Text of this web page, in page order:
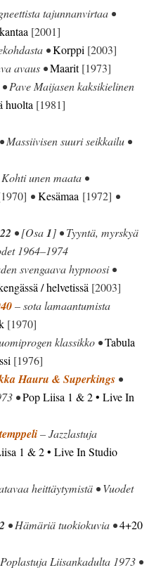
tajunnanvirtaa •
[2001]
•Korppi [2003]
avaus •Maarit[1973]
• Pave Maijasen kaksikielinen
huolta [1981]
• Massiivisen suuri seikkailu •
Kohti unen maata •
• Kesämaa [1972] •
• [Osa1] • Tyyntä, myrskyä
1964–1974
svengaava hypnoosi •
/ helvetissä [2003]
– sota lamaantumista
[1970]
klassikko •Tabula
[1976]
Hauru & Superkings •
•Pop Liisa 1 & 2 • Live In
– Jazzlastuja
1 & 2 • Live In Studio
heittäytymistä • Vuodet
• Hämäriä tuokiokuvia •4+20
Liisankadulta 1973 •